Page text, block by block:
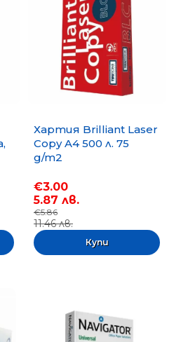
Хартия Brilliant Laser
Copy A4 500 л. 75
g/m2
€3.00
5.87 лв.
€5.86
11.46 лв.